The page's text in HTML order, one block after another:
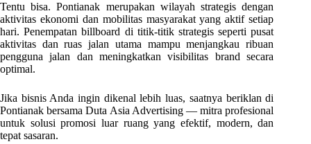
Tentu bisa. Pontianak merupakan wilayah strategis dengan
aktivitas ekonomi dan mobilitas masyarakat yang aktif setiap
hari. Penempatan billboard di titik-titik strategis seperti pusat
aktivitas dan ruas jalan utama mampu menjangkau ribuan
pengguna jalan dan meningkatkan visibilitas brand secara
optimal.
Jika bisnis Anda ingin dikenal lebih luas, saatnya beriklan di
Pontianak bersama Duta Asia Advertising — mitra profesional
untuk solusi promosi luar ruang yang efektif, modern, dan
tepat sasaran.